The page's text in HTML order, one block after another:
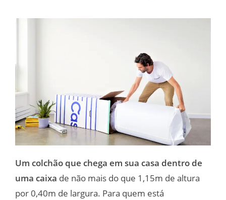
Um colchão que chega em sua casa dentro de
uma caixa de não mais do que 1,15m de altura
por 0,40m de largura. Para quem está